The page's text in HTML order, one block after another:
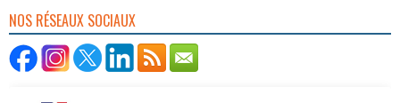
NOS RÉSEAUX SOCIAUX